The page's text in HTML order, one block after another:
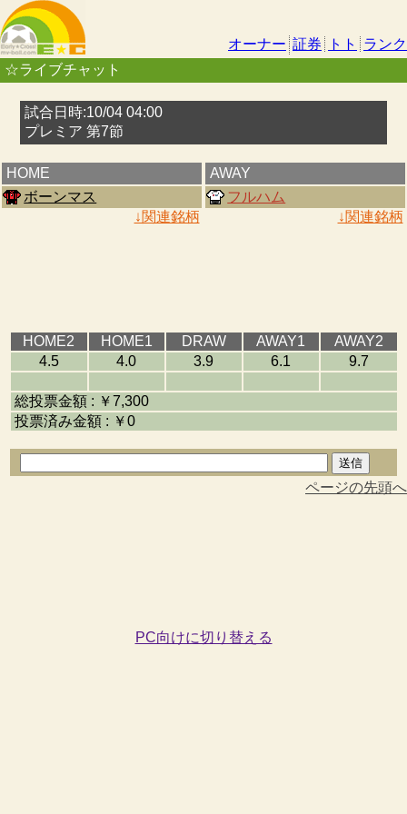
オーナー 証券 トト
ランク
☆ライブチャット
試合日時:10/04 04:00
プレミア 第7節
HOME
ボーンマス
↓関連銘柄
AWAY
フルハム
↓関連銘柄
HOME2 HOME1 DRAW AWAY1
AWAY2
4.5
4.0 3.9 6.1 9.7
総投票金額 : ￥7,300
投票済み金額 : ￥0
ページの先頭へ
PC向けに切り替える